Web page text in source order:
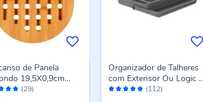
(29)
de Panela
19,5X0,9cm
- Bambu
Avaliação: (112)
Organizador de Talheres
com Extensor Ou Logic -
Chumbo